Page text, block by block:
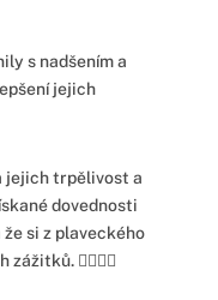
s nadšením a
jejich
jejich trpělivost a
dovednosti
si z plaveckého
🏊‍♀️🏊‍♂️